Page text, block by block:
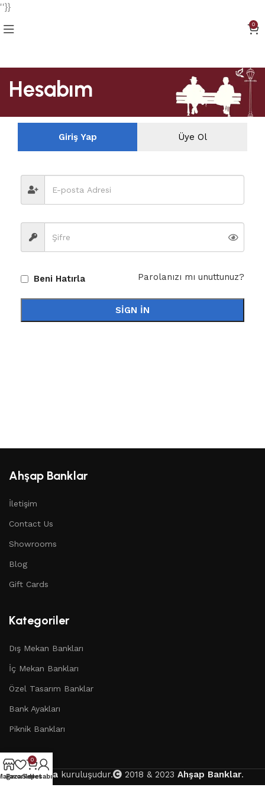
''}}
0
Hesabım
Giriş Yap Üye Ol
Beni Hatırla Parolanızı mı unuttunuz?
SIGN IN
Ahşap Banklar
İletişim
Contact Us
Showrooms
Blog
Gift Cards
Kategoriler
Dış Mekan Bankları
İç Mekan Bankları
Özel Tasarım Banklar
Bank Ayakları
Piknik Bankları
Abronya kuruluşudur. 2018 & 2023 Ahşap Banklar.
Favoriler
0
Sepet
Hesabım